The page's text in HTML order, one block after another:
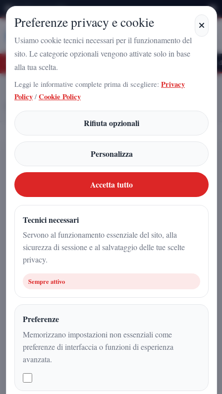
Venerdì 7 Agosto 2026
StampaCampania
a Caserta: l'uomo che sta costruendo il radicamento del movimento
Home
Articoli
Nuovo studio rivela nuove evidenze sulle tempeste solari e i loro effetti
sulla Terra
Nuovo studio rivela nuove evidenze
sulle tempeste solari e i loro effetti
sulla Terra
1 dicembre 2025
7min | Scienza
Preferenze privacy e cookie
Usiamo cookie tecnici necessari per il funzionamento del
sito. Le categorie opzionali vengono attivate solo in base
alla tua scelta.
Leggi le informative complete prima di scegliere: Privacy
Policy / Cookie Policy
Rifiuta opzionali
Personalizza
Accetta tutto
Tecnici necessari
Servono al funzionamento essenziale del sito, alla
sicurezza di sessione e al salvataggio delle tue scelte
privacy.
Sempre attivo
Preferenze
Memorizzano impostazioni non essenziali come
preferenze di interfaccia o funzioni di esperienza
avanzata.